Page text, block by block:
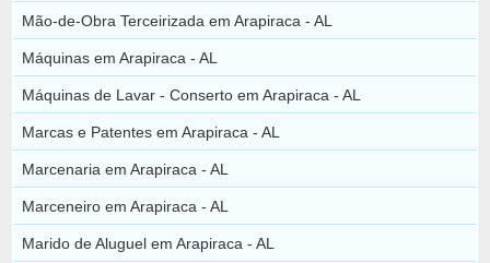
Mão-de-Obra Terceirizada em Arapiraca - AL
Máquinas em Arapiraca - AL
Máquinas de Lavar - Conserto em Arapiraca - AL
Marcas e Patentes em Arapiraca - AL
Marcenaria em Arapiraca - AL
Marceneiro em Arapiraca - AL
Marido de Aluguel em Arapiraca - AL